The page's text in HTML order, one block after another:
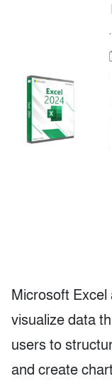
Microsoft Excel
visualize data
users to
and create